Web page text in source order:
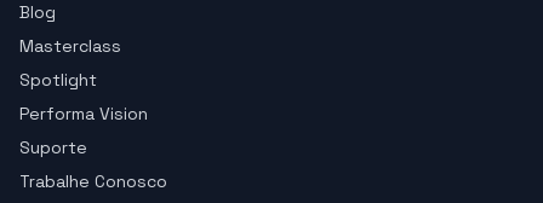
Blog
Masterclass
Spotlight
Performa Vision
Suporte
Trabalhe Conosco